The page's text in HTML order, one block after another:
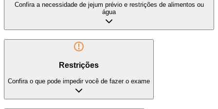
Confira a necessidade de jejum prévio e restrições de alimentos ou
água
Restrições
Confira o que pode impedir você de fazer o exame